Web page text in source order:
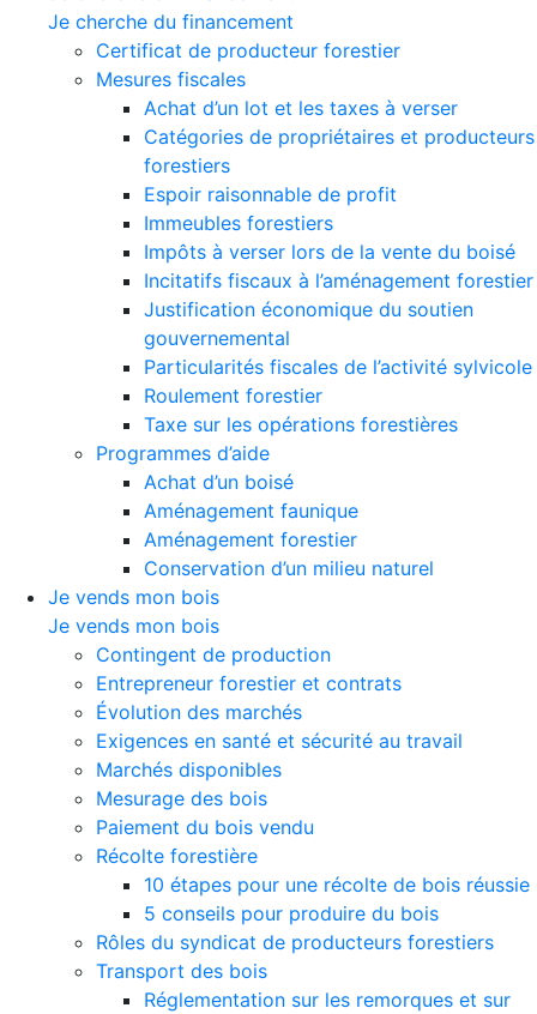
Je cherche du financement
Certificat de producteur forestier
Mesures fiscales
Achat d’un lot et les taxes à verser
Catégories de propriétaires et producteurs
forestiers
Espoir raisonnable de profit
Immeubles forestiers
Impôts à verser lors de la vente du boisé
Incitatifs fiscaux à l’aménagement forestier
Justification économique du soutien
gouvernemental
Particularités fiscales de l’activité sylvicole
Roulement forestier
Taxe sur les opérations forestières
Programmes d’aide
Achat d’un boisé
Aménagement faunique
Aménagement forestier
Conservation d’un milieu naturel
Je vends mon bois
Je vends mon bois
Contingent de production
Entrepreneur forestier et contrats
Évolution des marchés
Exigences en santé et sécurité au travail
Marchés disponibles
Mesurage des bois
Paiement du bois vendu
Récolte forestière
10 étapes pour une récolte de bois réussie
5 conseils pour produire du bois
Rôles du syndicat de producteurs forestiers
Transport des bois
Réglementation sur les remorques et sur